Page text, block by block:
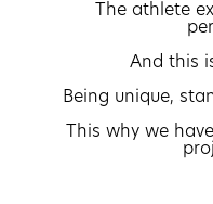
The athlete
And this
Being unique,
This why we